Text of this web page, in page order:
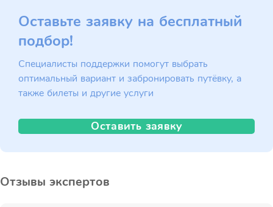
Оставьте заявку на бесплатный
подбор!
Специалисты поддержки помогут выбрать
оптимальный вариант и забронировать путёвку, а
также билеты и другие услуги
Оставить заявку
Отзывы экспертов